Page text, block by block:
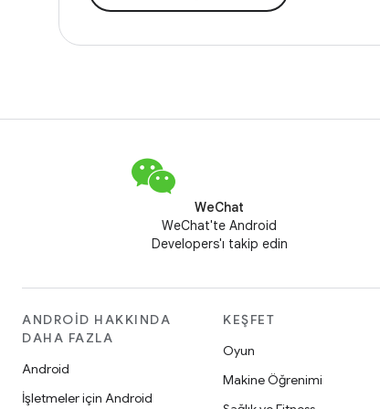
WeChat
WeChat'te Android
Developers'ı takip edin
ANDROID HAKKINDA
DAHA FAZLA
Android
İşletmeler için Android
KEŞFET
Oyun
Makine Öğrenimi